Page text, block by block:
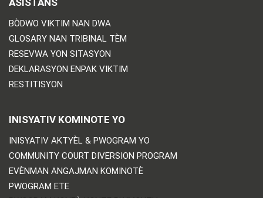
ASISTANS
BÒDWO VIKTIM NAN DWA
GLOSARY NAN TRIBINAL TÈM
RESEVWA YON SITASYON
DEKLARASYON ENPAK VIKTIM
RESTITISYON
INISYATIV KOMINOTE YO
INISYATIV AKTYÈL & PWOGRAM YO
COMMUNITY COURT DIVERSION PROGRAM
EVÈNMAN ANGAJMAN KOMINOTÈ
PWOGRAM ETE